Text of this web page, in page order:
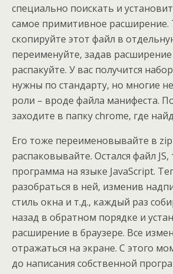
специально поискать и
самое примитивное расширение.
скопируйте этот файл в
переименуйте, задав расширение
распакуйте. У вас получится
нужны по стандарту, но многие
роли – вроде файла манифеста.
заходите в папку chrome, где
Его тоже переименовывайте в
распаковывайте. Остался файл JS,
программа на языке JavaScript.
разобраться в ней, изменив
стиль окна и т.д., каждый раз
назад в обратном порядке и
расширение в браузере. Все
отражаться на экране. С этого
до написания собственной